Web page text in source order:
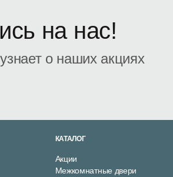
на нас!
о наших акциях
КАТАЛОГ
Акции
Межкомнатные двери